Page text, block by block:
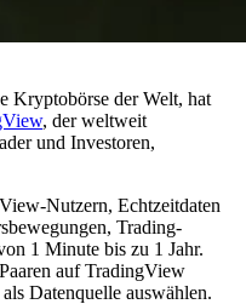
Kryptobörse der Welt, hat
, der weltweit
und Investoren,
Nutzern, Echtzeitdaten
Trading-
1 Minute bis zu 1 Jahr.
auf TradingView
Datenquelle auswählen.